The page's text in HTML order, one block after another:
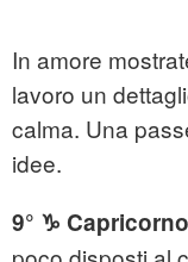
In amore
lavoro un
calma. Una
idee.
9° ♑ Capricorno